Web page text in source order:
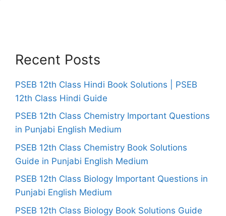
Recent Posts
PSEB 12th Class Hindi Book Solutions | PSEB
12th Class Hindi Guide
PSEB 12th Class Chemistry Important Questions
in Punjabi English Medium
PSEB 12th Class Chemistry Book Solutions
Guide in Punjabi English Medium
PSEB 12th Class Biology Important Questions in
Punjabi English Medium
PSEB 12th Class Biology Book Solutions Guide